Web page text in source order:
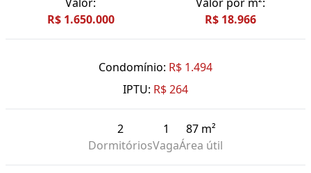
R$ 1.650.000
R$ 18.966
Condomínio: R$ 1.494
IPTU: R$ 264
2
Dormitórios
1
Vaga
87 m²
Área útil